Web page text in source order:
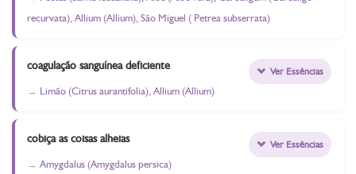
recurvata), Allium (Allium), São Miguel ( Petrea subserrata)
coagulação sanguínea deficiente
Limão (Citrus aurantifolia), Allium (Allium)
Ver Essências
cobiça as coisas alheias
Amygdalus (Amygdalus persica)
Ver Essências